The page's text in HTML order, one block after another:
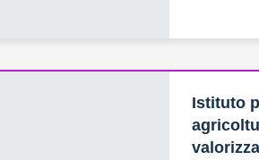
Istituto